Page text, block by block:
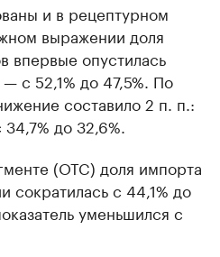
и в рецептурном
выражении доля
впервые опустилась
с 52,1% до 47,5%. По
составило 2 п. п.:
до 32,6%.
(OTC) доля импорта
сократилась с 44,1% до
уменьшился с